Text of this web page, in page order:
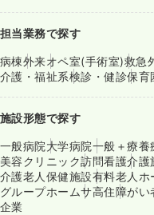
担当業務で探す
病棟外来オペ室(手術室)救急
介護・福祉系検診・健診保育
施設形態で探す
一般病院大学病院一般＋療養
美容クリニック訪問看護介護
介護老人保健施設有料老人ホ
グループホームサ高住障がい
企業